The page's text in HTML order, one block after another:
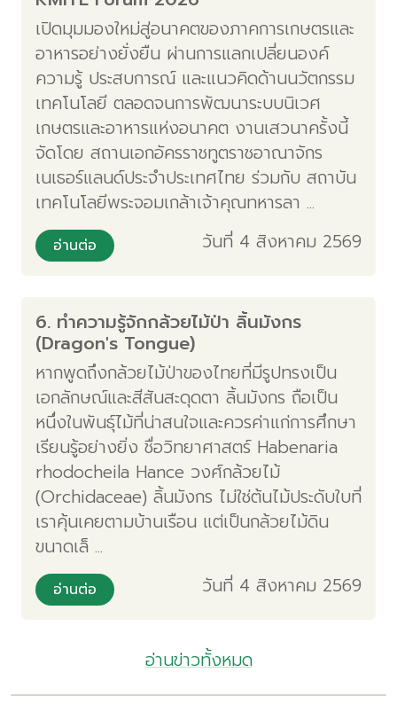
เปิดมุมมองใหม่สู่อนาคตของภาคการเกษตรและ
อาหารอย่างยั่งยืน ผ่านการแลกเปลี่ยนองค์
ความรู้ ประสบการณ์ และแนวคิดด้านนวัตกรรม
เทคโนโลยี ตลอดจนการพัฒนาระบบนิเวศ
เกษตรและอาหารแห่งอนาคต งานเสวนาครั้งนี้
จัดโดย สถานเอกอัครราชทูตราชอาณาจักร
เนเธอร์แลนด์ประจำประเทศไทย ร่วมกับ สถาบัน
เทคโนโลยีพระจอมเกล้าเจ้าคุณทหารลา ...
อ่านต่อ วันที่ 4 สิงหาคม 2569
6. ทำความรู้จักกล้วยไม้ป่า ลิ้นมังกร
(Dragon's Tongue)
หากพูดถึงกล้วยไม้ป่าของไทยที่มีรูปทรงเป็น
เอกลักษณ์และสีสันสะดุดตา ลิ้นมังกร ถือเป็น
หนึ่งในพันธุ์ไม้ที่น่าสนใจและควรค่าแก่การศึกษา
เรียนรู้อย่างยิ่ง ชื่อวิทยาศาสตร์ Habenaria
rhodocheila Hance วงศ์กล้วยไม้
(Orchidaceae) ลิ้นมังกร ไม่ใช่ต้นไม้ประดับใบที่
เราคุ้นเคยตามบ้านเรือน แต่เป็นกล้วยไม้ดิน
ขนาดเล็ ...
อ่านต่อ วันที่ 4 สิงหาคม 2569
อ่านข่าวทั้งหมด